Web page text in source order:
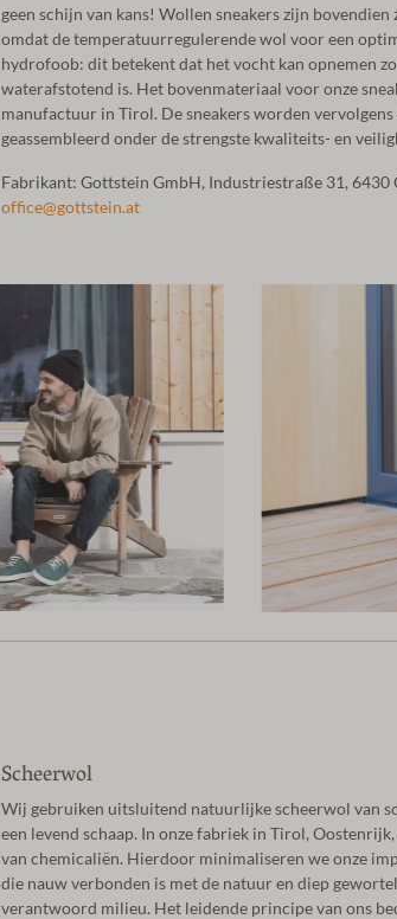
geen schijn van kans! Wollen sneakers zijn
omdat de temperatuurregulerende wol voor een
hydrofoob: dit betekent dat het vocht kan opnemen
waterafstotend is. Het bovenmateriaal voor onze
manufactuur in Tirol. De sneakers worden
geassembleerd onder de strengste kwaliteits- en
Fabrikant: Gottstein GmbH, Industriestraße 31, 6430
office@gottstein.at
Scheerwol
Wij gebruiken uitsluitend natuurlijke scheerwol van
een levend schaap. In onze fabriek in Tirol,
van chemicaliën. Hierdoor minimaliseren we onze
die nauw verbonden is met de natuur en diep
verantwoord milieu. Het leidende principe van ons